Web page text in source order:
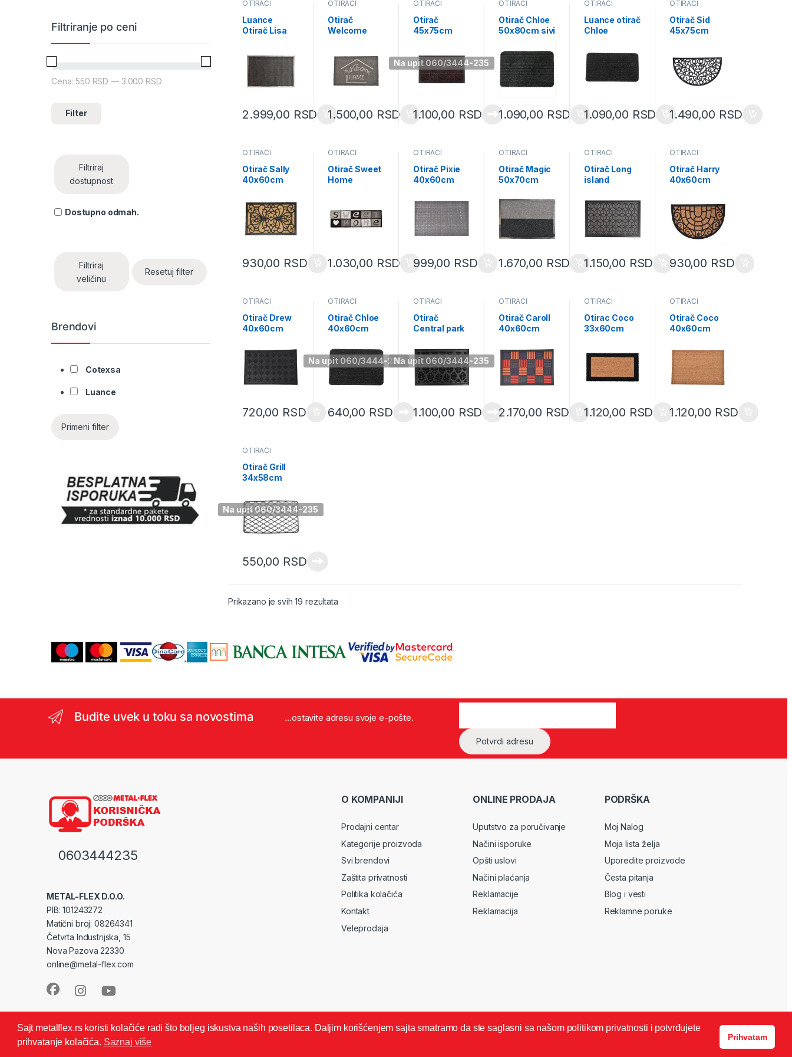
OTIRAČI
Luance
Otirač Lisa
2.999,00 RSD
OTIRAČI
Otirač
Welcome
(1401193)
1.500,00 RSD
Na upit 060/3444-235
OTIRAČI
Otirač
45x75cm
braon
(1473192)
1.100,00 RSD
OTIRAČI
Otirač Chloe
50x80cm sivi
e/latex
1473093
1.090,00 RSD
OTIRAČI
Luance otirač
Chloe
polypropylen
e/latex sivo
crni
14730940
1.090,00 RSD
OTIRAČI
Otirač Sid
45x75cm
1440395
1.490,00 RSD
OTIRAČI
Otirač Sally
40x60cm
coco/gumeni
– smeđi
1401804
930,00 RSD
OTIRAČI
Otirač Sweet
Home
1403993
1.030,00 RSD
OTIRAČI
Otirač Pixie
40x60cm
grass
999,00 RSD
OTIRAČI
Otirač Magic
50x70cm
polypropylen
e/pvc
14728940
1.670,00 RSD
OTIRAČI
Otirač Long
island
charcoal sivi
polypropylen
e/gumeni
1.150,00 RSD
OTIRAČI
Otirač Harry
40x60cm
polumesec/g
umeni
930,00 RSD
OTIRAČI
Otirač Drew
40x60cm
pattern crni
gumeni
720,00 RSD
Na upit 060/3444-235
OTIRAČI
Otirač Chloe
40x60cm
polypropylen
e/latex
14713940
640,00 RSD
Na upit 060/3444-235
OTIRAČI
Otirač
Central park
polypropylen
e/gumeni
crni 1470895
1.100,00 RSD
OTIRAČI
Otirač Caroll
40x60cm
orange
2.170,00 RSD
OTIRAČI
Otirac Coco
33x60cm
1.120,00 RSD
OTIRAČI
Otirač Coco
40x60cm
1.120,00 RSD
Na upit 060/3444-235
OTIRAČI
Otirač Grill
34x58cm
550,00 RSD
Prikazano je svih 19 rezultataSorted by latest
Filtriranje po ceni
Minimalna cena
Maksimalna cena
Filter
Cena:550 RSD — 3.000 RSD
Filtriraj
dostupnost
Dostupno odmah.
Filtriraj
veličinu
Resetuj filter
Brendovi
Cotexsa
Luance
Primeni filter
Budite uvek u toku sa novostima ...ostavite adresu svoje e-pošte.
0603444235
METAL-FLEX D.O.O.
PIB: 101243272
Matični broj: 08264341
Četvrta Industrijska, 15
Nova Pazova 22330
online@metal-flex.com
O KOMPANIJI
Prodajni centar
Kategorije proizvoda
Svi brendovi
Zaštita privatnosti
Politika kolačića
Kontakt
Veleprodaja
ONLINE PRODAJA
Uputstvo za poručivanje
Načini isporuke
Opšti uslovi
Načini plaćanja
Reklamacije
Reklamacija
PODRŠKA
Moj Nalog
Moja lista želja
Uporedite proizvode
Česta pitanja
Blog i vesti
Reklamne poruke
© METAL FLEX -Zadržava sva autorska prava
Sajt metalflex.rs koristi kolačiće radi što boljeg iskustva naših posetilaca. Daljim korišćenjem sajta smatramo da ste saglasni sa našom politikom privatnosti i potvrđujete
prihvatanje kolačića. Saznaj više Prihvatam